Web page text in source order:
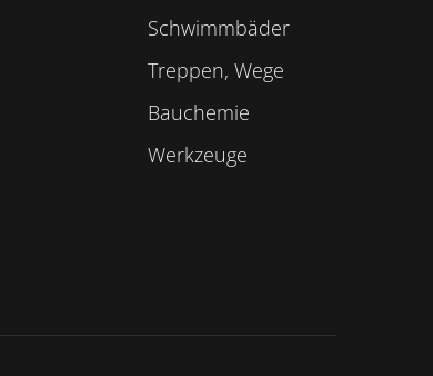
Schwimmbäder
Treppen, Wege
Bauchemie
Werkzeuge